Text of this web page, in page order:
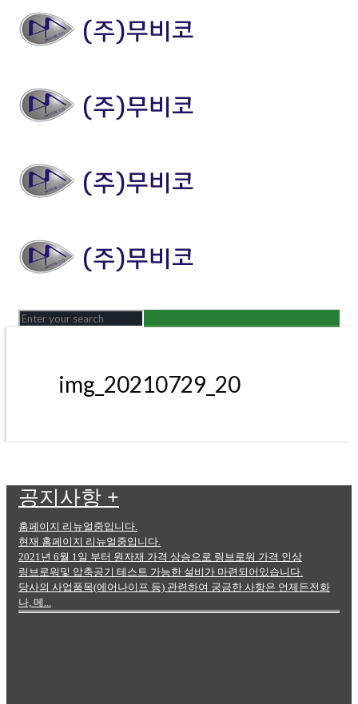
img_20210729_20
공지사항 +
홈페이지 리뉴얼중입니다.
현재 홈페이지 리뉴얼중입니다.
2021년 6월 1일 부터 원자재 가격 상승으로 링브로워 가격 인상
링브로워및 압축공기 테스트 가능한 설비가 마련되어있습니다.
당사의 사업품목(에어나이프 등) 관련하여 궁금한 사항은 언제든전화
나, 메...